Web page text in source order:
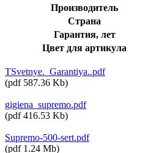
Производитель
Страна
Гарантия, лет
Цвет для артикула
TSvetnye._Garantiya..pdf
(pdf 587.36 Kb)
gigiena_supremo.pdf
(pdf 416.53 Kb)
Supremo-500-sert.pdf
(pdf 1.24 Mb)